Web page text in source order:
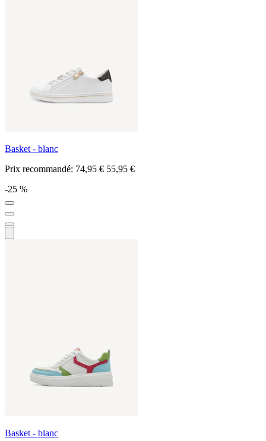
Basket - blanc
Prix recommandé: 74,95 € 55,95 €
-25 %
Basket - blanc